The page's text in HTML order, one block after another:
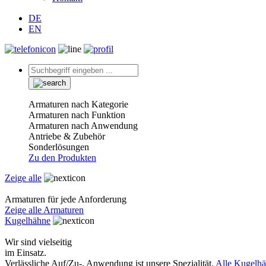
DE
EN
Armaturen nach Kategorie
Armaturen nach Funktion
Armaturen nach Anwendung
Antriebe & Zubehör
Sonderlösungen
Zu den Produkten
Zeige alle
Armaturen für jede Anforderung
Zeige alle Armaturen
Kugelhähne
Wir sind vielseitig
im Einsatz.
Verlässliche Auf/Zu-, Anwendung ist unsere Spezialität. Alle